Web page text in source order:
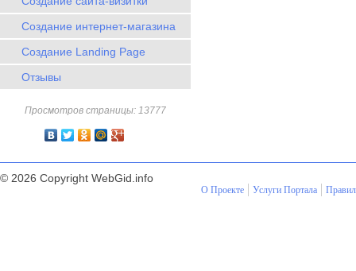
Создание интернет-магазина
Создание Landing Page
Отзывы
Просмотров страницы: 13777
© 2026 Copyright WebGid.info
О Проекте Услуги Портала